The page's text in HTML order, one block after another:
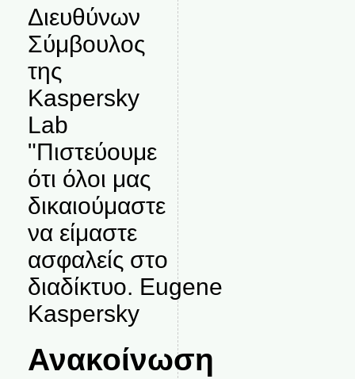
Διευθύνων
Σύμβουλος
της
Kaspersky
Lab
"Πιστεύουμε
ότι όλοι μας
δικαιούμαστε
να είμαστε
ασφαλείς στο
διαδίκτυο. Eugene
Kaspersky
Ανακοίνωση